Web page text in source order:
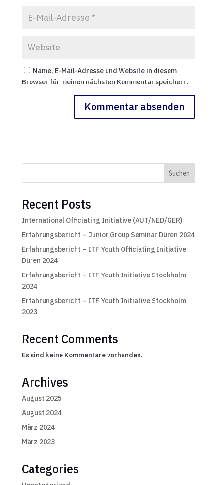
Name, E-Mail-Adresse und Website in diesem
Browser für meinen nächsten Kommentar speichern.
Suchen
Recent Posts
International Officiating Initiative (AUT/NED/GER)
Erfahrungsbericht – Junior Group Seminar Düren 2024
Erfahrungsbericht – ITF Youth Officiating Initiative
Düren 2024
Erfahrungsbericht – ITF Youth Initiative Stockholm
2024
Erfahrungsbericht – ITF Youth Initiative Stockholm
2023
Recent Comments
Es sind keine Kommentare vorhanden.
Archives
August 2025
August 2024
März 2024
März 2023
Categories